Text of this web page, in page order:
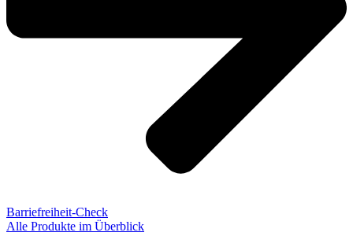
Barriefreiheit-Check
Alle Produkte im Überblick